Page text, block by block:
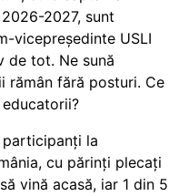
2027, sunt
vicepreședinte USLI
de tot. Ne sună
rămân fără posturi. Ce
la
cu părinți plecați
vină acasă, iar 1 din 5